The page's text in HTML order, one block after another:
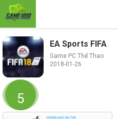
EA Sports FIFA
Game PC Thể Thao
2018-01-26
5